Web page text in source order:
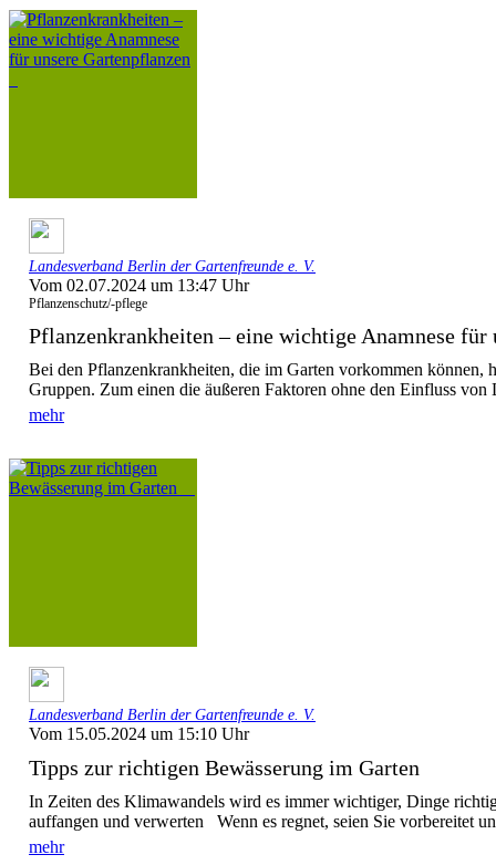
Landesverband Berlin der Gartenfreunde e. V.
Vom 02.07.2024 um 13:47 Uhr
Pflanzenschutz/-pflege
Pflanzenkrankheiten – eine wichtige Anamnese für
Bei den Pflanzenkrankheiten, die im Garten vorkommen können,
Gruppen. Zum einen die äußeren Faktoren ohne den Einfluss von
mehr
Landesverband Berlin der Gartenfreunde e. V.
Vom 15.05.2024 um 15:10 Uhr
Tipps zur richtigen Bewässerung im Garten
In Zeiten des Klimawandels wird es immer wichtiger, Dinge
auffangen und verwerten Wenn es regnet, seien Sie vorbereitet
mehr